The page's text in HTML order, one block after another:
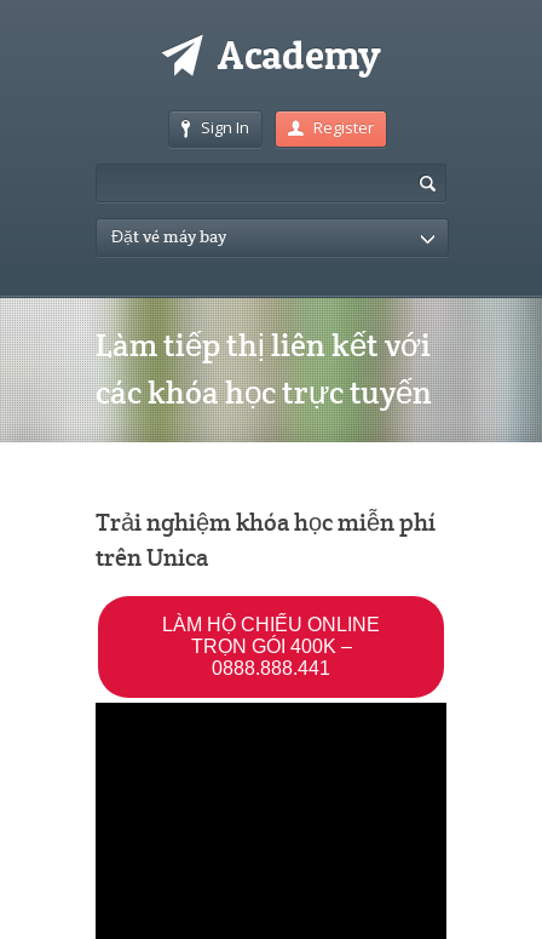
Sign In Register
Đặt vé máy bay
Làm tiếp thị liên kết với
các khóa học trực tuyến
Trải nghiệm khóa học miễn phí
trên Unica
LÀM HỘ CHIẾU ONLINE
TRỌN GÓI 400K –
0888.888.441